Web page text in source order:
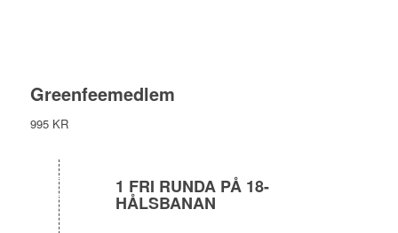
Greenfeemedlem
995 KR
1 FRI RUNDA PÅ 18-
HÅLSBANAN